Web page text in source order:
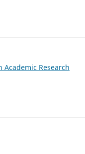
Research